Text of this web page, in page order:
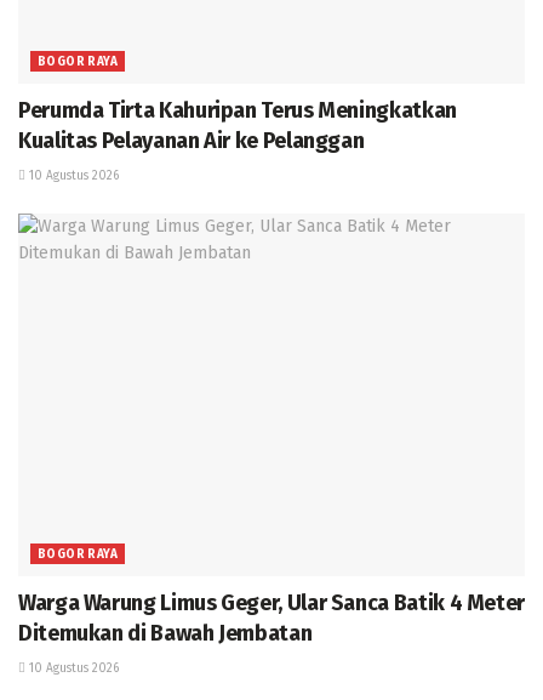
BOGOR RAYA
Perumda Tirta Kahuripan Terus Meningkatkan
Kualitas Pelayanan Air ke Pelanggan
10 Agustus 2026
BOGOR RAYA
Warga Warung Limus Geger, Ular Sanca Batik 4 Meter
Ditemukan di Bawah Jembatan
10 Agustus 2026